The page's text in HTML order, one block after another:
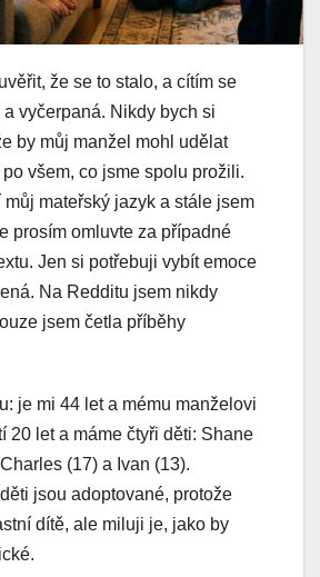
že se to stalo, a cítím se
vyčerpaná. Nikdy bych si
by můj manžel mohl udělat
všem, co jsme spolu prožili.
mateřský jazyk a stále jsem
prosím omluvte za případné
Jen si potřebuji vybít emoce
Na Redditu jsem nikdy
jsem četla příběhy
je mi 44 let a mému manželovi
20 let a máme čtyři děti: Shane
(17) a Ivan (13).
jsou adoptované, protože
dítě, ale miluji je, jako by